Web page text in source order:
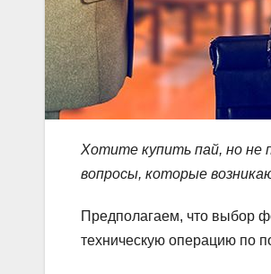
Хотите купить пай, но не
вопросы, которые
Предполагаем, что выбор
техническую операцию по